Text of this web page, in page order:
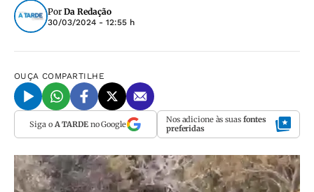
Por Da Redação
30/03/2024 - 12:55 h
OUÇA COMPARTILHE
Siga o A TARDEno Google Nos adicione às suas fontes
preferidas